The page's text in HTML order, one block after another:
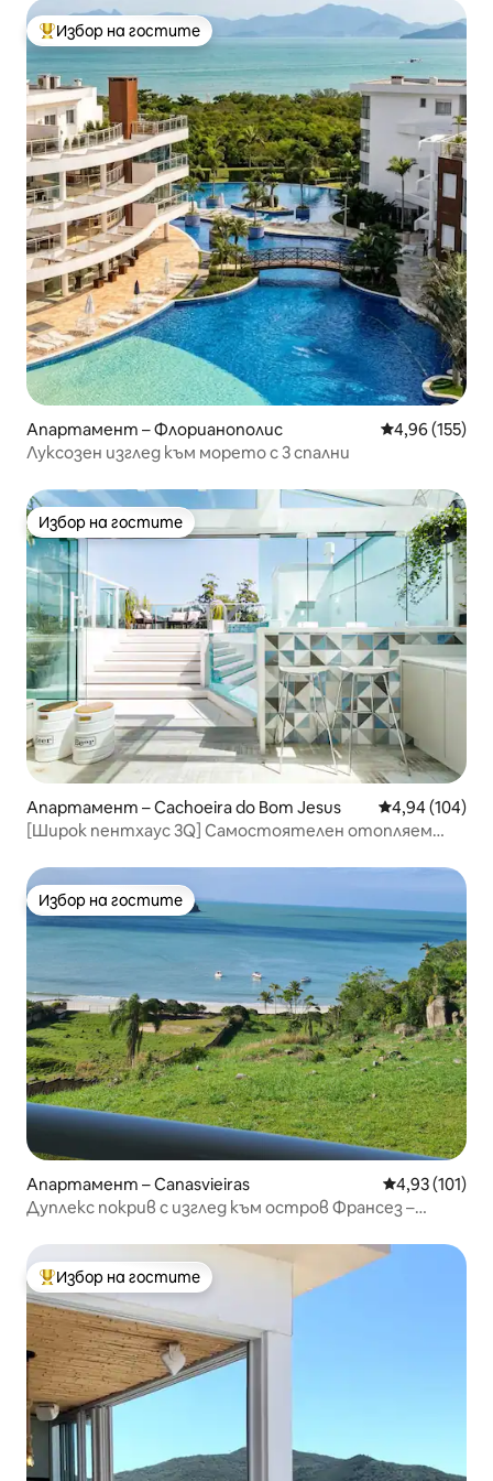
Най-популярен избор на гостите
Избор на гостите
Апартамент – Флорианополис Средна
4,96 (155)
Луксозен изглед към морето с 3 спални
Избор на гостите
Избор на гостите
Апартамент – Cachoeira do Bom Jesus Средна
4,94 (104)
[Широк пентхаус 3Q] Самостоятелен отопляем
Избор на гостите
Избор на гостите
Апартамент – Canasvieiras Средна
4,93 (101)
Дуплекс покрив с изглед към остров Франсез –
Най-популярен избор на гостите
Избор на гостите